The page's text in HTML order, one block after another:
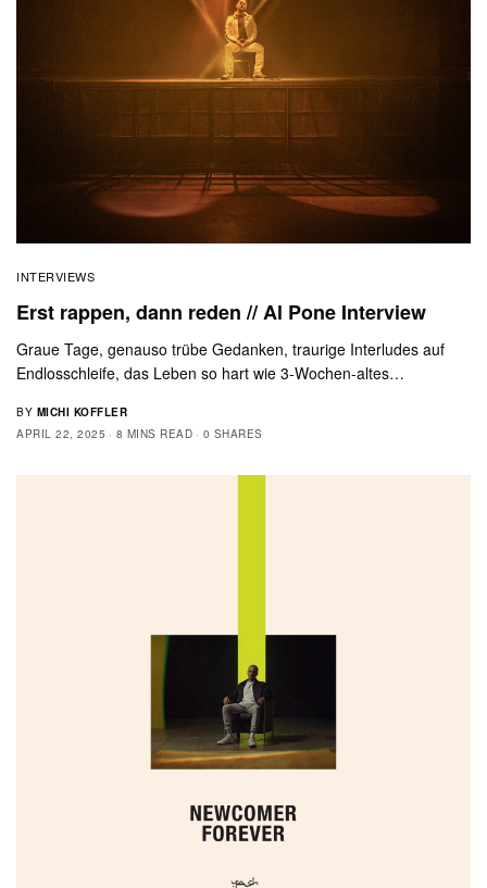
INTERVIEWS
Erst rappen, dann reden // Al Pone Interview
Graue Tage, genauso trübe Gedanken, traurige Interludes auf
Endlosschleife, das Leben so hart wie 3-Wochen-altes…
BY MICHI KOFFLER
APRIL 22, 2025
8 MINS READ 0 SHARES